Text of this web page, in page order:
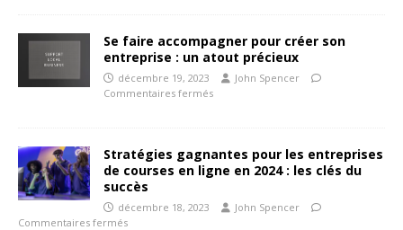
Se faire accompagner pour créer son
entreprise : un atout précieux
décembre 19, 2023
John Spencer
Commentaires fermés
Stratégies gagnantes pour les entreprises
de courses en ligne en 2024 : les clés du
succès
décembre 18, 2023
John Spencer
Commentaires fermés